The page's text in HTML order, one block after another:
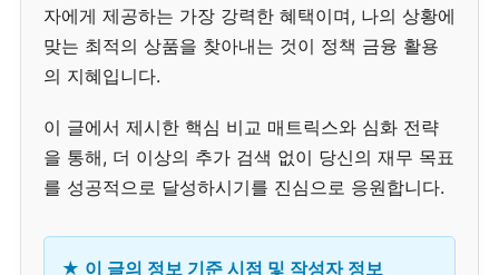
자에게 제공하는 가장 강력한 혜택이며, 나의 상황에
맞는 최적의 상품을 찾아내는 것이 정책 금융 활용
의 지혜입니다.
이 글에서 제시한 핵심 비교 매트릭스와 심화 전략
을 통해, 더 이상의 추가 검색 없이 당신의 재무 목표
를 성공적으로 달성하시기를 진심으로 응원합니다.
★ 이 글의 정보 기준 시점 및 작성자 정보